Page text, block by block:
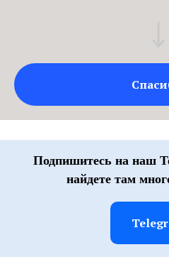
Подпишитесь на наш
найдете там